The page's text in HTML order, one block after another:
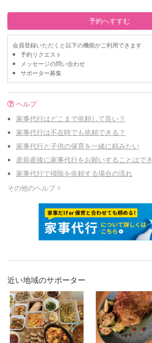
予約へすすむ
会員登録いただくと以下の機能がご利用できます
予約リクエスト
メッセージの問い合わせ
サポーター募集
ヘルプ
家事代行はどこまで依頼して良い？
家事代行は不在時でも依頼できる？
家事代行と子供の保育を一緒に頼みたい
産前産後に家事代行をお願いすることはで
家事代行で掃除を依頼する場合の流れ
その他のヘルプ
近い地域のサポーター